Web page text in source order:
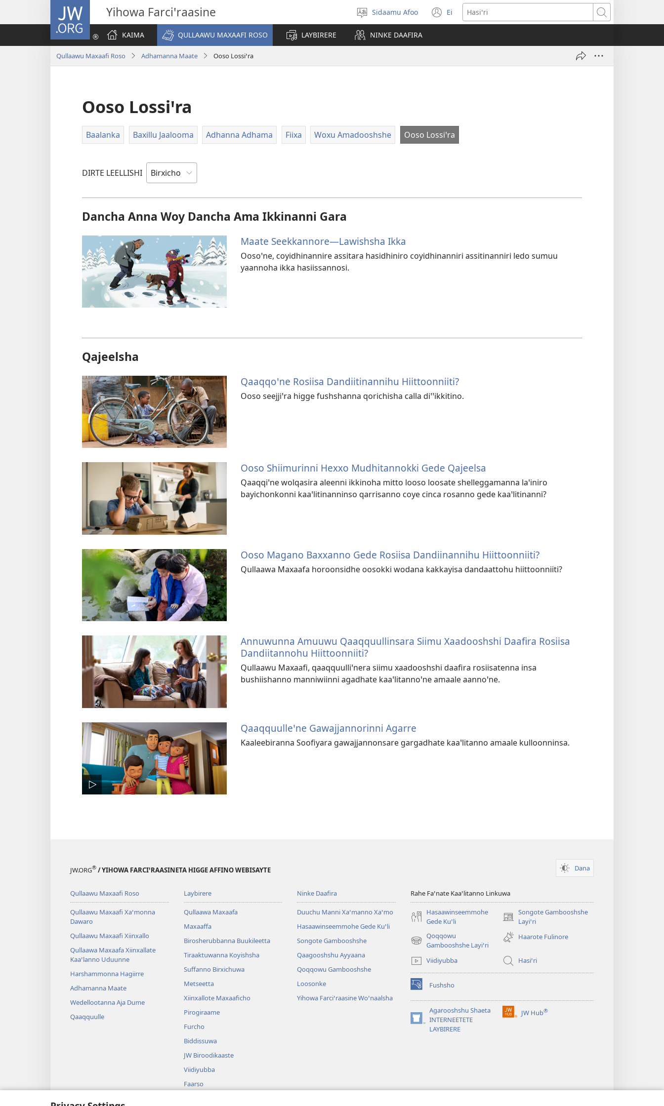
JW.ORG Yihowa Farciꞌraasine
Afoo
doodhi
Sidaamu Afoo Ei
(opens
new
Hasiꞌri
KAIMA
QULLAAWU MAXAAFI ROSO LAYBIRERE NINKE DAAFIRA
Qullaawu Maxaafi Roso Adhamanna Maate Ooso Lossiꞌra
Ooso Lossiꞌra
Baalanka Baxillu Jaalooma Adhanna Adhama Fiixa Woxu Amadooshshe Ooso Lossiꞌra
DIRTE LEELLISHI
Dancha Anna Woy Dancha Ama Ikkinanni Gara
Maate Seekkannore—Lawishsha Ikka
Oosoꞌne, coyidhinannire assitara hasidhiniro coyidhinanniri assitinanniri ledo sumuu
yaannoha ikka hasiissannosi.
Qajeelsha
Qaaqqoꞌne Rosiisa Dandiitinannihu Hiittoonniiti?
Ooso seejjiꞌra higge fushshanna qorichisha calla diꞌꞌikkitino.
Ooso Shiimurinni Hexxo Mudhitannokki Gede Qajeelsa
Qaaqqiꞌne wolqasira aleenni ikkinoha mitto looso loosate shelleggamanna laꞌiniro
bayichonkonni kaaꞌlitinanninso qarrisanno coye cinca rosanno gede kaaꞌlitinanni?
Ooso Magano Baxxanno Gede Rosiisa Dandiinannihu Hiittoonniiti?
Qullaawa Maxaafa horoonsidhe oosokki wodana kakkayisa dandaattohu hiittoonniiti?
Annuwunna Amuuwu Qaaqquullinsara Siimu Xaadooshshi Daafira Rosiisa
Dandiitannohu Hiittoonniiti?
Qullaawu Maxaafi, qaaqquulliꞌnera siimu xaadooshshi daafira rosiisatenna insa
bushiishanno manniwiinni agadhate kaaꞌlitannoꞌne amaale aannoꞌne.
Qaaqquulleꞌne Gawajjannorinni Agarre
Kaaleebiranna Soofiyara gawajjannonsare gargadhate kaaꞌlitanno amaale kulloonninsa.
JW.ORG® / YIHOWA FARCIꞌRAASINETA HIGGE AFFINO WEBISAYTE Dana
Qullaawu Maxaafi Roso
Qullaawu Maxaafi Xaꞌmonna
Dawaro
Qullaawu Maxaafi Xiinxallo
Qullaawa Maxaafa Xiinxallate
Kaaꞌlanno Uduunne
Harshammonna Hagiirre
Adhamanna Maate
Wedellootanna Aja Dume
Qaaqquulle
Laybirere
Qullaawa Maxaafa
Maxaaffa
Birosherubbanna Buukileetta
Tiraaktuwanna Koyishsha
Suffanno Birxichuwa
Metseetta
Xiinxallote Maxaaficho
Pirogiraame
Furcho
Biddissuwa
JW Biroodikaaste
Viidiyubba
Faarso
Ninke Daafira
Duuchu Manni Xaꞌmanno Xaꞌmo
Hasaawinseemmohe Gede Kuꞌli
Songote Gambooshshe
Qaagooshshu Ayyaana
Qoqqowu Gambooshshe
Loosonke
Yihowa Farciꞌraasine Woꞌnaalsha
Rahe Faꞌnate Kaaꞌlitanno Linkuwa
Hasaawinseemmohe
Gede Kuꞌli
Songote Gambooshshe
Layiꞌri
(opens
new
window)
Qoqqowu
Gambooshshe Layiꞌri
(opens
window)
Haarote Fulinore
Viidiyubba Hasiꞌri
Fushsho
(opens
new
window)Agarooshshu Shaeta
INTERNEETETE
LAYBIRERE
(opens
JW Hub®
(opens